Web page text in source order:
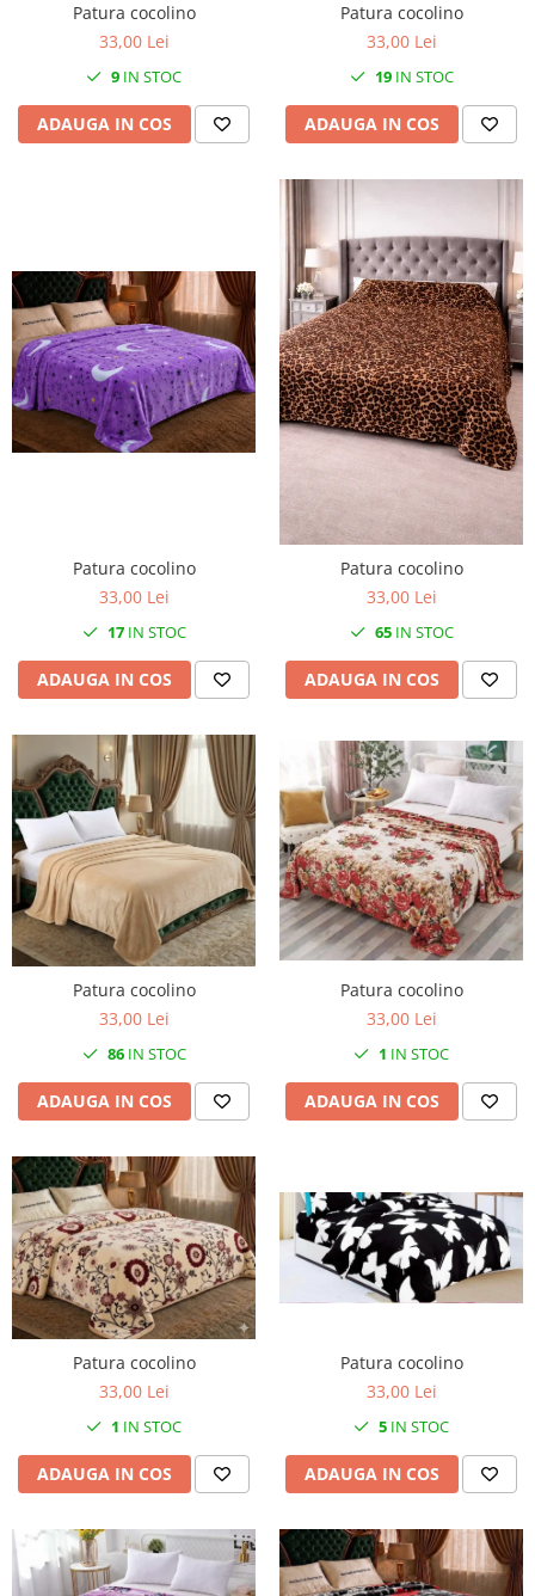
Patura cocolino
33,00 Lei
9 IN STOC
ADAUGA IN COS
Patura cocolino
33,00 Lei
19IN STOC
ADAUGA IN COS
Patura cocolino
33,00 Lei
17IN STOC
ADAUGA IN COS
Patura cocolino
33,00 Lei
65IN STOC
ADAUGA IN COS
Patura cocolino
33,00 Lei
86IN STOC
ADAUGA IN COS
Patura cocolino
33,00 Lei
1 IN STOC
ADAUGA IN COS
Patura cocolino
33,00 Lei
1 IN STOC
ADAUGA IN COS
Patura cocolino
33,00 Lei
5 IN STOC
ADAUGA IN COS